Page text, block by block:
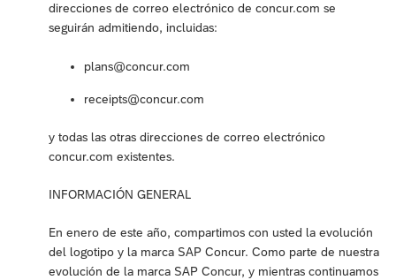
direcciones de correo electrónico de concur.com se
seguirán admitiendo, incluidas:
plans@concur.com
receipts@concur.com
y todas las otras direcciones de correo electrónico
concur.com existentes.
INFORMACIÓN GENERAL
En enero de este año, compartimos con usted la evolución
del logotipo y la marca SAP Concur. Como parte de nuestra
evolución de la marca SAP Concur, y mientras continuamos